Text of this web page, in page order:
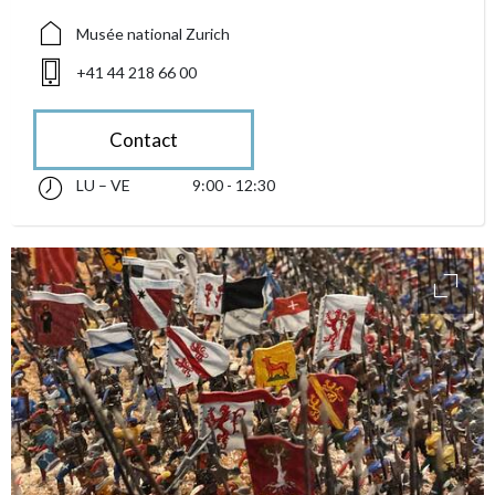
Musée national Zurich
+41 44 218 66 00
Contact
accessibility.sr-only.opening_hours
lundi jusqu’à vendredi 09:00 - 12:30
LU – VE 9:00 - 12:30